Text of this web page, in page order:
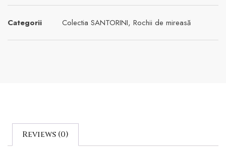
Categorii Colectia SANTORINI, Rochii de mireasă
Reviews (0)